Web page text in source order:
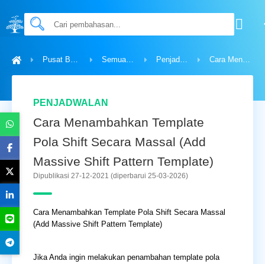
Pusat Bantuan Semua Topik Penjadwalan Cara Menambahkan Template Pola Shift Secara Massal (Add Massive Shift Pattern Template)
PENJADWALAN
Cara Menambahkan Template
Pola Shift Secara Massal (Add
Massive Shift Pattern Template)
Dipublikasi 27-12-2021 (diperbarui 25-03-2026)
Cara Menambahkan Template Pola Shift Secara Massal
(Add Massive Shift Pattern Template)
Jika Anda ingin melakukan penambahan template pola